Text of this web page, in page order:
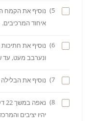
5)
נוסיף את הקמח
איחוד המרכיבים.
6)
נוסיף את
ונערבב מעט, עד
7) נוסיף את הבלילה
8)
יהיו יציבים